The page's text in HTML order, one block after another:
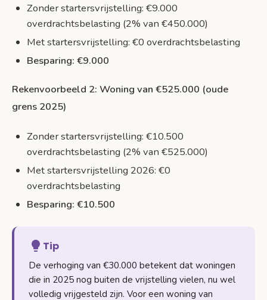
Zonder startersvrijstelling: €9.000
overdrachtsbelasting (2% van €450.000)
Met startersvrijstelling: €0 overdrachtsbelasting
Besparing: €9.000
Rekenvoorbeeld 2: Woning van €525.000 (oude
grens 2025)
Zonder startersvrijstelling: €10.500
overdrachtsbelasting (2% van €525.000)
Met startersvrijstelling 2026: €0
overdrachtsbelasting
Besparing: €10.500
Tip
De verhoging van €30.000 betekent dat woningen
die in 2025 nog buiten de vrijstelling vielen, nu wel
volledig vrijgesteld zijn. Voor een woning van